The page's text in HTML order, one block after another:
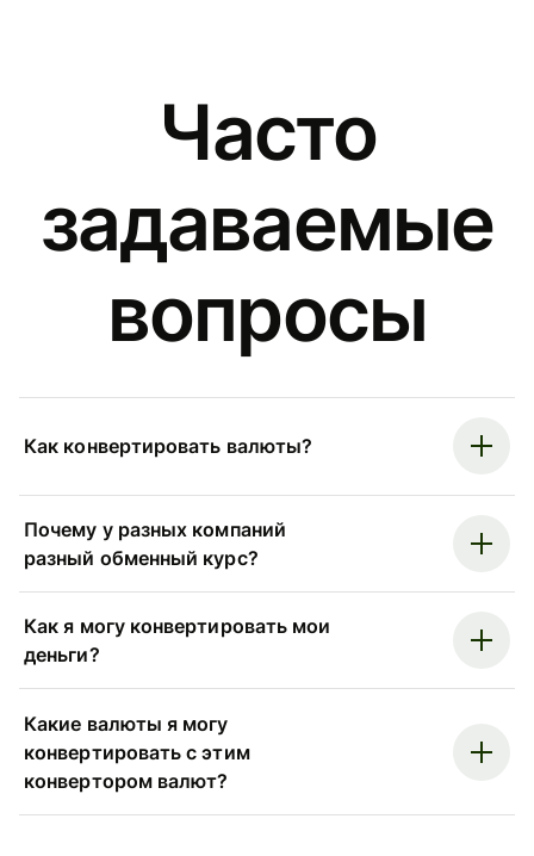
Часто
задаваемые
вопросы
Как конвертировать валюты?
Почему у разных компаний
разный обменный курс?
Как я могу конвертировать мои
деньги?
Какие валюты я могу
конвертировать с этим
конвертором валют?